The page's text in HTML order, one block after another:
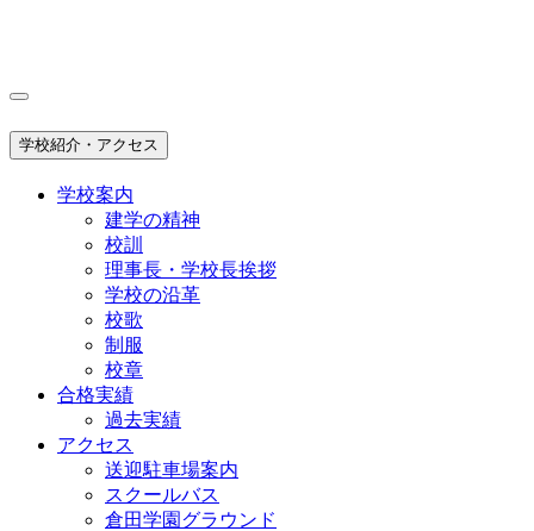
学校紹介・アクセス
学校案内
建学の精神
校訓
理事長・学校長挨拶
学校の沿革
校歌
制服
校章
合格実績
過去実績
アクセス
送迎駐車場案内
スクールバス
倉田学園グラウンド